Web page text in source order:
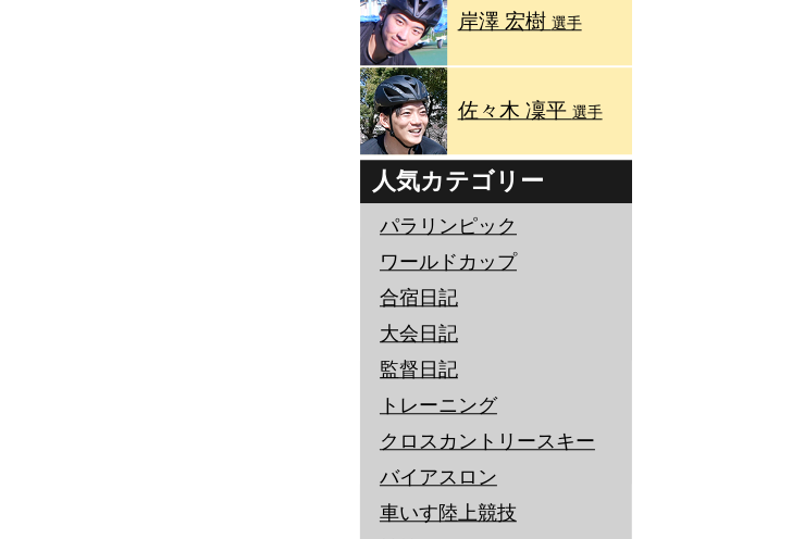
岸澤 宏樹 選手
佐々木 凜平 選手
人気カテゴリー
パラリンピック
ワールドカップ
合宿日記
大会日記
監督日記
トレーニング
クロスカントリースキー
バイアスロン
車いす陸上競技